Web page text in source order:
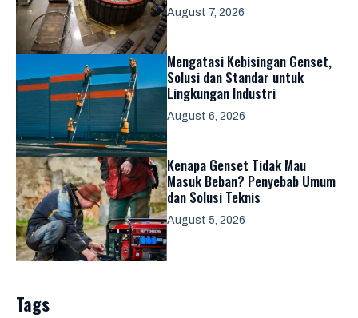
August 7, 2026
Mengatasi Kebisingan Genset,
Solusi dan Standar untuk
Lingkungan Industri
August 6, 2026
Kenapa Genset Tidak Mau
Masuk Beban? Penyebab Umum
dan Solusi Teknis
August 5, 2026
Tags